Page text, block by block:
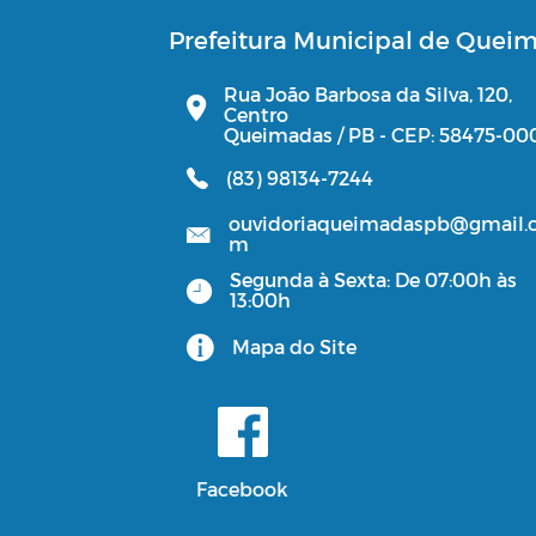
Iluminação
Processo Seletivo
CUIDADOR SOCIAL
VOLUNTÁRIO
Consulta Pública Virtual - PPA
LOA
Prefeitura Municipal de
Rua João Barbosa da Silva, 120,
Centro
Queimadas / PB - CEP: 58475-
(83) 98134-7244
m
Segunda à Sexta: De 07:00h às
13:00h
Mapa do Site
Facebook